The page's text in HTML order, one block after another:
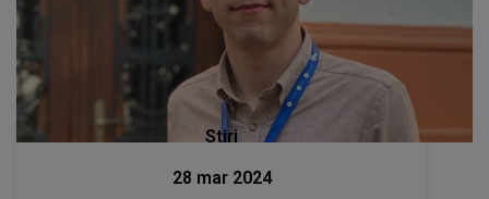
Stiri
28 mar 2024